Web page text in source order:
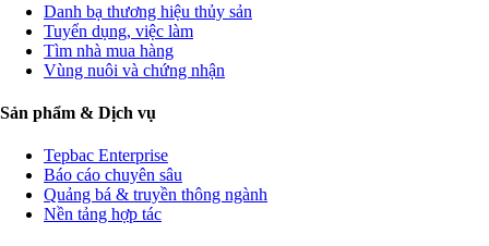
Danh bạ thương hiệu thủy sản
Tuyển dụng, việc làm
Tìm nhà mua hàng
Vùng nuôi và chứng nhận
Sản phẩm & Dịch vụ
Tepbac Enterprise
Báo cáo chuyên sâu
Quảng bá & truyền thông ngành
Nền tảng hợp tác